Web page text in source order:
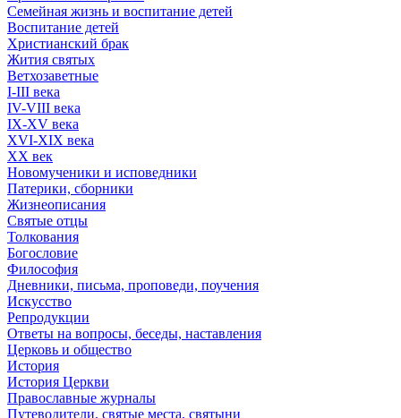
Семейная жизнь и воспитание детей
Воспитание детей
Христианский брак
Жития святых
Ветхозаветные
I-III века
IV-VIII века
IX-XV века
XVI-XIX века
XX век
Новомученики и исповедники
Патерики, сборники
Жизнеописания
Святые отцы
Толкования
Богословие
Философия
Дневники, письма, проповеди, поучения
Искусство
Репродукции
Ответы на вопросы, беседы, наставления
Церковь и общество
История
История Церкви
Православные журналы
Путеводители, святые места, святыни